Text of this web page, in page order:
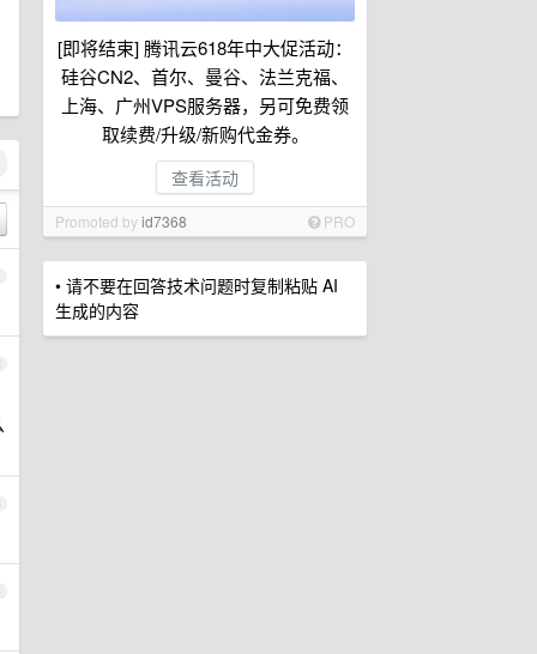
[即将结束] 腾讯云618年中大促活动：
硅谷CN2、首尔、曼谷、法兰克福、
上海、广州VPS服务器，另可免费领
取续费/升级/新购代金券。
查看活动
Promoted byid7368 PRO
• 请不要在回答技术问题时复制粘贴 AI
生成的内容